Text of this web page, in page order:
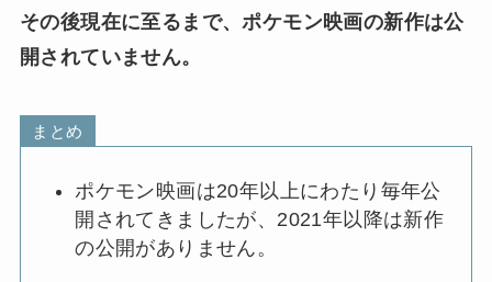
その後現在に至るまで、ポケモン映画の新作は公
開されていません。
まとめ
ポケモン映画は20年以上にわたり毎年公
開されてきましたが、2021年以降は新作
の公開がありません。